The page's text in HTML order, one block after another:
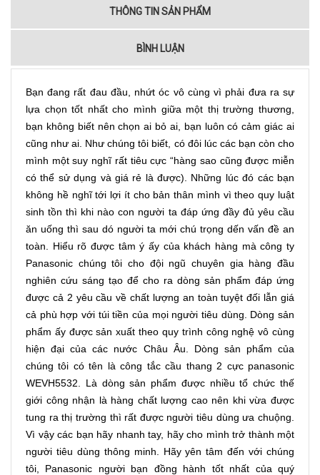
THÔNG TIN SẢN PHẨM
BÌNH LUẬN
Bạn đang rất đau đầu, nhứt óc vô cùng vì phải đưa ra sự
lựa chọn tốt nhất cho mình giữa một thị trường thương,
bạn không biết nên chọn ai bỏ ai, bạn luôn có cảm giác ai
cũng như ai. Như chúng tôi biết, có đôi lúc các bạn còn cho
mình một suy nghĩ rất tiêu cực “hàng sao cũng được miễn
có thể sử dụng và giá rẻ là được). Những lúc đó các bạn
không hề nghĩ tới lợi ít cho bản thân mình vì theo quy luật
sinh tồn thì khi nào con người ta đáp ứng đầy đủ yêu cầu
ăn uống thì sau dó người ta mới chú trọng dến vấn đề an
toàn. Hiểu rõ được tâm ý ấy của khách hàng mà công ty
Panasonic chúng tôi cho đội ngũ chuyên gia hàng đầu
nghiên cứu sáng tạo để cho ra dòng sản phẩm đáp ứng
được cả 2 yêu cầu về chất lượng an toàn tuyệt đối lẫn giá
cả phù hợp với túi tiền của mọi người tiêu dùng. Dòng sản
phẩm ấy được sản xuất theo quy trình công nghệ vô cùng
hiện đại của các nước Châu Âu. Dòng sản phẩm của
chúng tôi có tên là công tắc cầu thang 2 cực panasonic
WEVH5532. Là dòng sản phẩm được nhiều tổ chức thế
giới công nhận là hàng chất lượng cao nên khi vừa được
tung ra thị trường thì rất được người tiêu dùng ưa chuộng.
Vì vậy các bạn hãy nhanh tay, hãy cho mình trở thành một
người tiêu dùng thông minh. Hãy yên tâm đến với chúng
tôi, Panasonic người bạn đồng hành tốt nhất của quý